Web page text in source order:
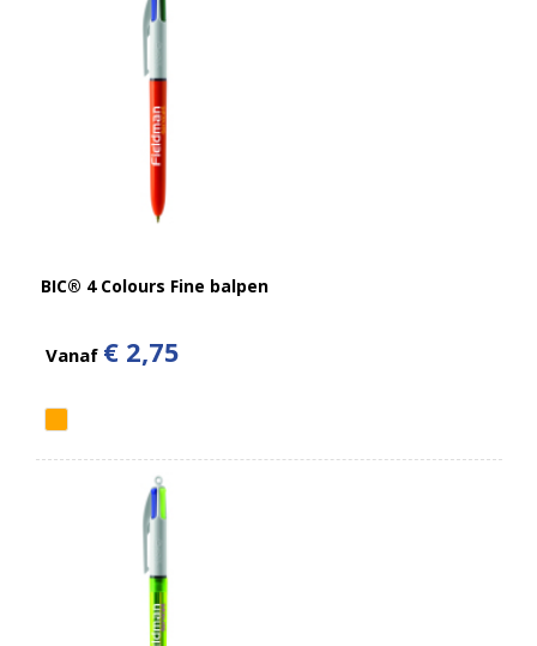
BIC® 4 Colours Fine balpen
Vanaf € 2,75